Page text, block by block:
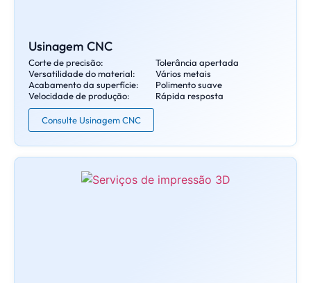
Usinagem CNC
Corte de precisão:
Tolerância apertada
Versatilidade do material:
Vários metais
Acabamento da superfície:
Polimento suave
Velocidade de produção:
Rápida resposta
Consulte Usinagem CNC